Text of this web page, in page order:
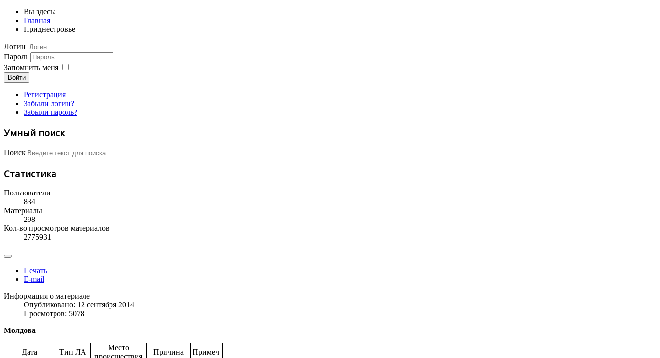
Вы здесь:
Главная
Приднестровье
Логин
Пароль
Запомнить меня
Войти
Регистрация
Забыли логин?
Забыли пароль?
Умный поиск
Поиск
Статистика
Пользователи
834
Материалы
298
Кол-во просмотров материалов
2775931
Печать
E-mail
Информация о материале
Опубликовано: 12 сентября 2014
Просмотров: 5078
Молдова
Дата Тип ЛА
Место
Причина Примеч.